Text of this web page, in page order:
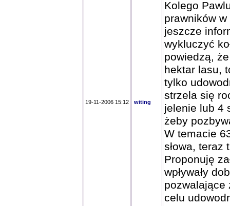
19-11-2006 15:12 witing
Kolego
prawników
jeszcze
wykluczyć
powiedzą,
hektar lasu,
tylko
strzela się
jelenie lub 4
żeby
W temacie
słowa, teraz
Proponuję
wpływały
pozwalające
celu